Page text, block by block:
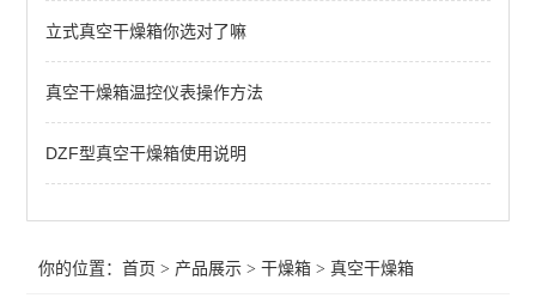
不锈钢干燥箱
高温干燥箱
查看全部 >>
立式真空干燥箱你选对了嘛
真空干燥箱温控仪表操作方法
DZF型真空干燥箱使用说明
你的位置：首页 > 产品展示 >干燥箱 >真空干燥箱